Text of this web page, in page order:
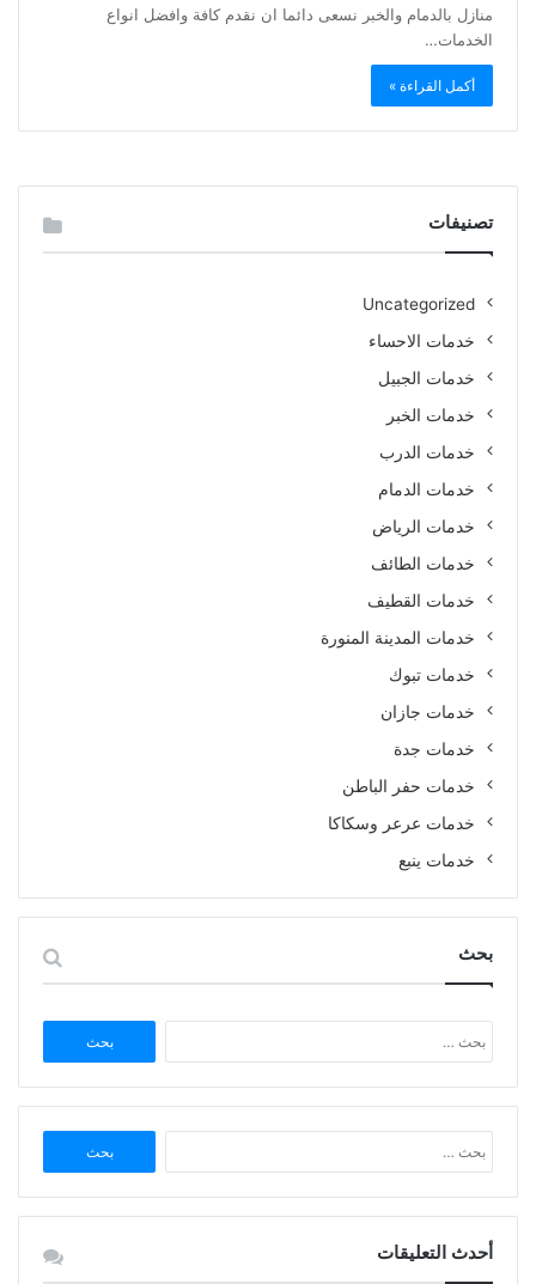
منازل بالدمام والخبر نسعى دائما ان نقدم كافة وافضل انواع
الخدمات…
أكمل القراءة »
تصنيفات
Uncategorized
خدمات الاحساء
خدمات الجبيل
خدمات الخبر
خدمات الدرب
خدمات الدمام
خدمات الرياض
خدمات الطائف
خدمات القطيف
خدمات المدينة المنورة
خدمات تبوك
خدمات جازان
خدمات جدة
خدمات حفر الباطن
خدمات عرعر وسكاكا
خدمات ينبع
بحث
عن:
عن:
أحدث التعليقات